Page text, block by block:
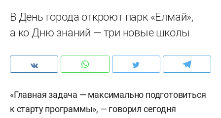
В День города откроют парк «Елмай»,
а ко Дню знаний — три новые школы
«Главная задача — максимально подготовиться
к старту программы», — говорил сегодня